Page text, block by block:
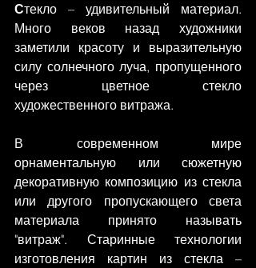
Стекло – удивительный материал.
Много веков назад художники
заметили красоту и выразительную
силу солнечного луча, пропущенного
через цветное стекло
художественного витража.
В современном мире
орнаментальную или сюжетную
декоративную композицию из стекла
или другого пропускающего света
материала принято называть
"витраж". Старинные технологии
изготовления картин из стекла –